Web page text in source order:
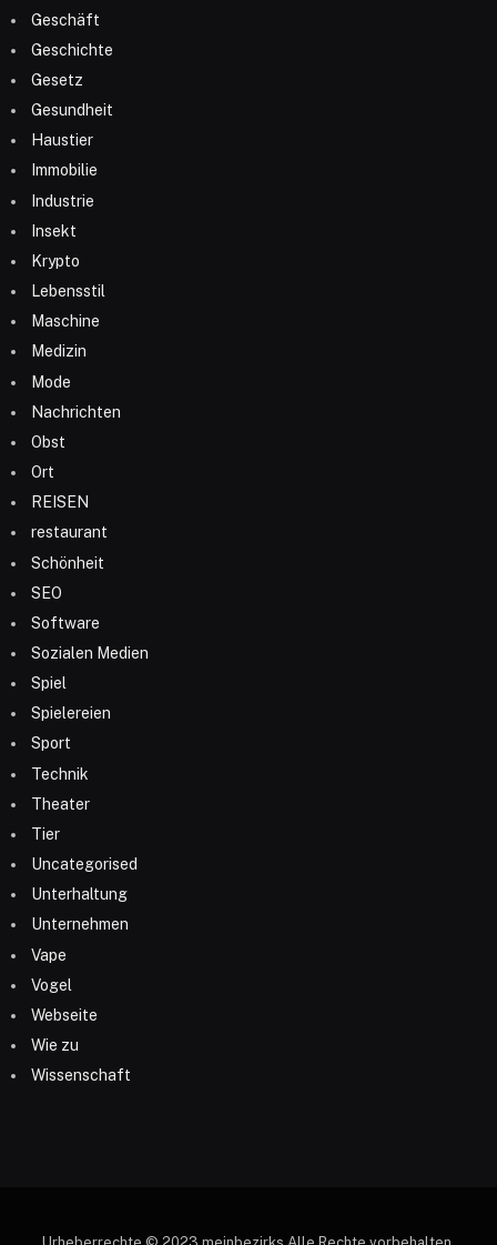
Geschäft
Geschichte
Gesetz
Gesundheit
Haustier
Immobilie
Industrie
Insekt
Krypto
Lebensstil
Maschine
Medizin
Mode
Nachrichten
Obst
Ort
REISEN
restaurant
Schönheit
SEO
Software
Sozialen Medien
Spiel
Spielereien
Sport
Technik
Theater
Tier
Uncategorised
Unterhaltung
Unternehmen
Vape
Vogel
Webseite
Wie zu
Wissenschaft